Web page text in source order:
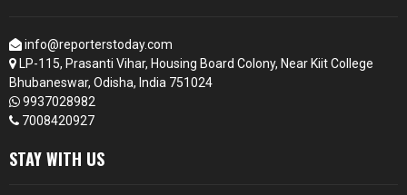
info@reporterstoday.com
LP-115, Prasanti Vihar, Housing Board Colony, Near Kiit College
Bhubaneswar, Odisha, India 751024
9937028982
7008420927
STAY WITH US